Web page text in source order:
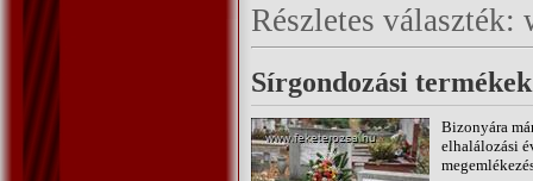
Részletes
Sírgondozási termékek
Bizonyára
elhalálozási